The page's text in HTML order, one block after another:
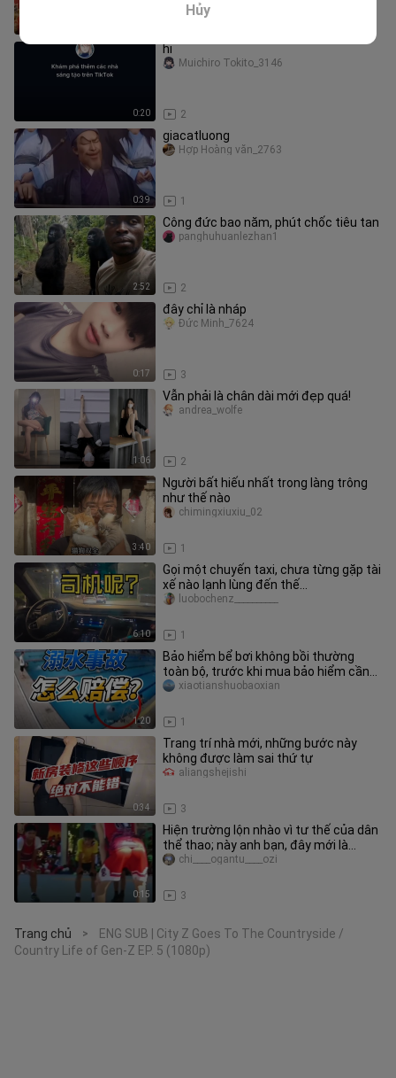
0:20
hi
2
Muichiro Tokito_3146
0:39
giacatluong
1
Hợp Hoàng văn_2763
2:52
Công đức bao năm, phút chốc tiêu tan
2
panghuhuanlezhan1
0:17
đây chỉ là nháp
3
Đức Minh_7624
1:06
Vẫn phải là chân dài mới đẹp quá!
2
andrea_wolfe
3:40
Người bất hiếu nhất trong làng trông
như thế nào
1
chimingxiuxiu_02
6:10
Gọi một chuyến taxi, chưa từng gặp tài
xế nào lạnh lùng đến thế...
1
luobochenz__________
1:20
Bảo hiểm bể bơi không bồi thường
toàn bộ, trước khi mua bảo hiểm cần
tìm hiểu kỹ
1
xiaotianshuobaoxian
0:34
Trang trí nhà mới, những bước này
không được làm sai thứ tự
3
aliangshejishi
0:15
Hiện trường lộn nhào vì tư thế của dân
thể thao; này anh bạn, đây mới là
“chìm mông” chứ #dânthểthao
3
chi____ogantu____ozi
Trang chủ >
ENG SUB | City Z Goes To The Countryside /
Country Life of Gen-Z EP. 5 (1080p)
Hủy